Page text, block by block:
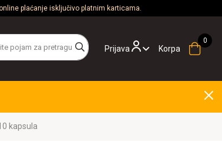
plaćanje isključivo platnim karticama.
Prijava Korpa
kapsula